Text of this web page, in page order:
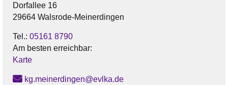
Dorfallee 16
29664 Walsrode-Meinerdingen
Tel.: 05161 8790
Am besten erreichbar:
Karte
kg.meinerdingen@evlka.de